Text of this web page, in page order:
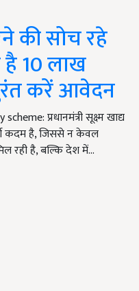
की सोच रहे
है 10 लाख
करें आवेदन
प्रधानमंत्री सूक्ष्म खाद्य
कदम है, जिससे न केवल
रही है, बल्कि देश में…